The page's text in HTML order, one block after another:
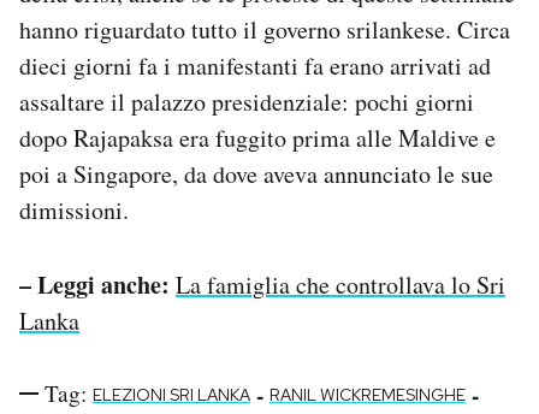
hanno riguardato tutto il governo srilankese. Circa
dieci giorni fa i manifestanti fa erano arrivati ad
assaltare il palazzo presidenziale: pochi giorni
dopo Rajapaksa era fuggito prima alle Maldive e
poi a Singapore, da dove aveva annunciato le sue
dimissioni.
– Leggi anche: La famiglia che controllava lo Sri
Lanka
Tag: ELEZIONI SRI LANKA - RANIL WICKREMESINGHE -